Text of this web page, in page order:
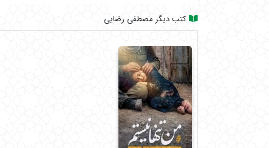
کتب دیگر مصطفی رضایی